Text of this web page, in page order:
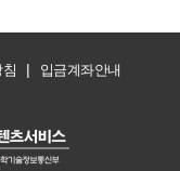
| 입금계좌안내